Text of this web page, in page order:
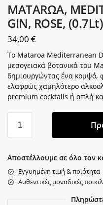
MATARΩA,
GIN, ROSE, (0.7Lt)
34,00 €
Το Mataroa Mediterranean
μεσογειακά βοτανικά του
δημιουργώντας ένα κομψό,
ελαφρώς χαμηλότερο
premium cocktails ή απλή
Αποστέλλουμε σε όλο τον
Εγγυημένη τιμή & ποιότητα
Αυθεντικές μοναδικές